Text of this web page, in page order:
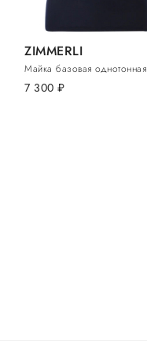
ZIMMERLI
Майка базовая однотонная
7 300 руб.